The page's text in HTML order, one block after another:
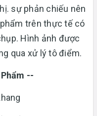
sự phản chiếu nên
trên thực tế có
Hình ảnh được
qua xử lý tô điểm.
--